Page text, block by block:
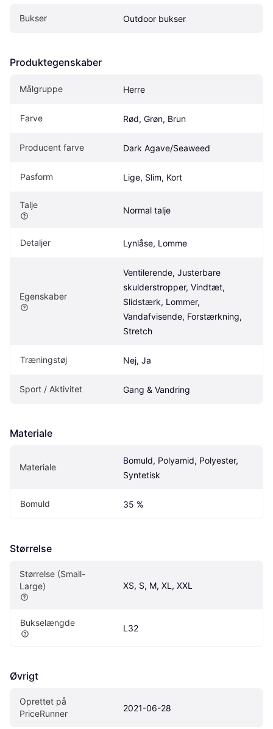
Bukser Outdoor bukser
Produktegenskaber
Målgruppe Herre
Farve Rød, Grøn, Brun
Producent farve Dark Agave/Seaweed
Pasform Lige, Slim, Kort
Talje
Normal talje
Detaljer Lynlåse, Lomme
Egenskaber
Ventilerende, Justerbare
skulderstropper, Vindtæt,
Slidstærk, Lommer,
Vandafvisende, Forstærkning,
Stretch
Træningstøj Nej, Ja
Sport / Aktivitet Gang & Vandring
Materiale
Materiale
Bomuld, Polyamid, Polyester,
Syntetisk
Bomuld 35 %
Størrelse
Størrelse (Small-
Large)
XS, S, M, XL, XXL
Bukselængde
L32
Øvrigt
Oprettet på
PriceRunner
2021-06-28